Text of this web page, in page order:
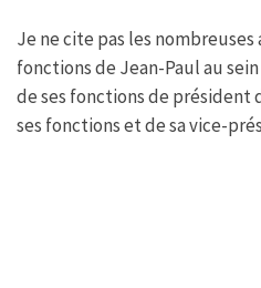
Je ne cite pas les
fonctions de Jean-Paul au
de ses fonctions de président
ses fonctions et de sa vice-